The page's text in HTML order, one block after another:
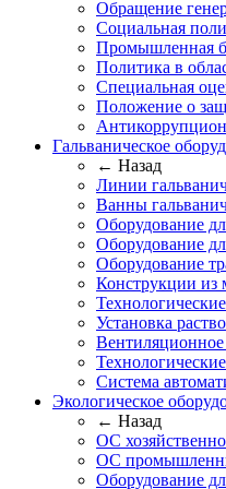
Обращение
Социальная
Промышленная
Политика в
Специальная
Положение о
Гальваническое
← Назад
Линии
Ванны
Оборудование
Оборудование
Оборудование
Конструкции из
Установка
Система
Экологическое
← Назад
ОС
ОС
Оборудование